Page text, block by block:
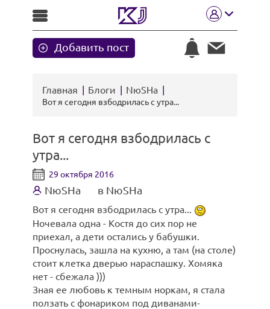
Добавить пост
Главная Блоги NюSHa
Вот я сегодня взбодрилась с утра...
Вот я сегодня взбодрилась с
утра...
29 октября 2016
NюSHa в NюSHa
Вот я сегодня взбодрилась с утра...
Ночевала одна - Костя до сих пор не
приехал, а дети остались у бабушки.
Проснулась, зашла на кухню, а там (на столе)
стоит клетка дверью нараспашку. Хомяка
нет - сбежала )))
Зная ее любовь к темным норкам, я стала
ползать с фонариком под диванами-